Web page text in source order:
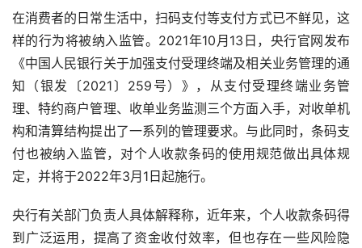
在消费者的日常生活中，扫码支付等支付方式已不鲜见，这
样的行为将被纳入监管。2021年10月13日，央行官网发布
《中国人民银行关于加强支付受理终端及相关业务管理的通
知（银发〔2021〕259号）》，从支付受理终端业务管
理、特约商户管理、收单业务监测三个方面入手，对收单机
构和清算结构提出了一系列的管理要求。与此同时，条码支
付也被纳入监管，对个人收款条码的使用规范做出具体规
定，并将于2022年3月1日起施行。
央行有关部门负责人具体解释称，近年来，个人收款条码得
到广泛运用，提高了资金收付效率，但也存在一些风险隐